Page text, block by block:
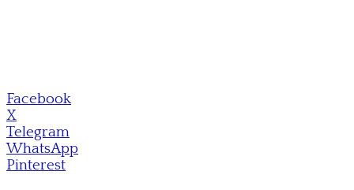
Facebook
X
Telegram
WhatsApp
Pinterest